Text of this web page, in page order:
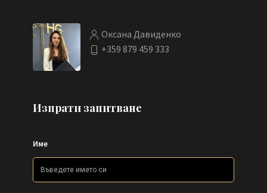
Оксана Давиденко
+359 879 459 333
Изпрати запитване
Име